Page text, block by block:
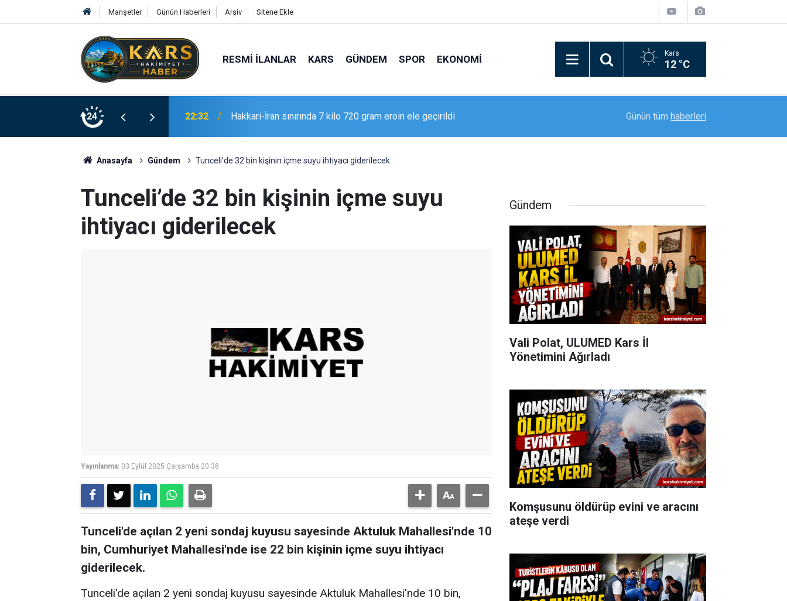
Manşetler Günün Haberleri Arşiv Sitene Ekle
RESMI İLANLAR KARS GÜNDEM SPOR EKONOMI Kars
12 °C
24
22:32
Hakkari-İran sınırında 7 kilo 720 gram eroin ele geçirildi
21:02
Erzurum Adliyesi’nde yangın: 2 kişi dumandan etkilendi Rektör Prof. Dr. Nusret Akpolat’tan Gana
Günün tüm haberleri
Anasayfa Gündem Tunceli’de 32 bin kişinin içme suyu ihtiyacı giderilecek
Tunceli’de 32 bin kişinin içme suyu
ihtiyacı giderilecek
Yayınlanma: 03 Eylül 2025 Çarşamba 20:38
Tunceli'de açılan 2 yeni sondaj kuyusu sayesinde Aktuluk Mahallesi'nde 10
bin, Cumhuriyet Mahallesi'nde ise 22 bin kişinin içme suyu ihtiyacı
giderilecek.
Tunceli'de açılan 2 yeni sondaj kuyusu sayesinde Aktuluk Mahallesi'nde 10 bin,
Gündem
Vali Polat, ULUMED Kars İl
Yönetimini Ağırladı
Komşusunu öldürüp evini ve aracını
ateşe verdi